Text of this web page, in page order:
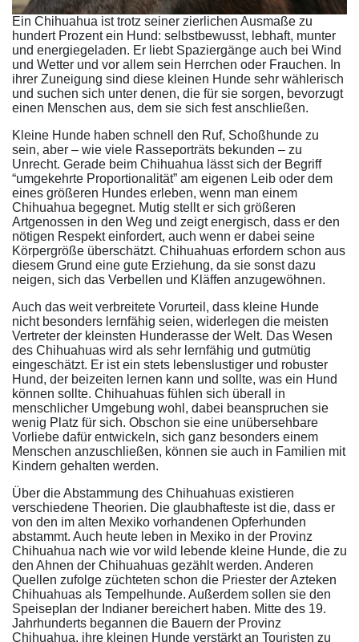
Ein Chihuahua ist trotz seiner zierlichen Ausmaße zu
hundert Prozent ein Hund: selbstbewusst, lebhaft, munter
und energiegeladen. Er liebt Spaziergänge auch bei Wind
und Wetter und vor allem sein Herrchen oder Frauchen. In
ihrer Zuneigung sind diese kleinen Hunde sehr wählerisch
und suchen sich unter denen, die für sie sorgen, bevorzugt
einen Menschen aus, dem sie sich fest anschließen.
Kleine Hunde haben schnell den Ruf, Schoßhunde zu
sein, aber – wie viele Rasseporträts bekunden – zu
Unrecht. Gerade beim Chihuahua lässt sich der Begriff
“umgekehrte Proportionalität” am eigenen Leib oder dem
eines größeren Hundes erleben, wenn man einem
Chihuahua begegnet. Mutig stellt er sich größeren
Artgenossen in den Weg und zeigt energisch, dass er den
nötigen Respekt einfordert, auch wenn er dabei seine
Körpergröße überschätzt. Chihuahuas erfordern schon aus
diesem Grund eine gute Erziehung, da sie sonst dazu
neigen, sich das Verbellen und Kläffen anzugewöhnen.
Auch das weit verbreitete Vorurteil, dass kleine Hunde
nicht besonders lernfähig seien, widerlegen die meisten
Vertreter der kleinsten Hunderasse der Welt. Das Wesen
des Chihuahuas wird als sehr lernfähig und gutmütig
eingeschätzt. Er ist ein stets lebenslustiger und robuster
Hund, der beizeiten lernen kann und sollte, was ein Hund
können sollte. Chihuahuas fühlen sich überall in
menschlicher Umgebung wohl, dabei beanspruchen sie
wenig Platz für sich. Obschon sie eine unübersehbare
Vorliebe dafür entwickeln, sich ganz besonders einem
Menschen anzuschließen, können sie auch in Familien mit
Kindern gehalten werden.
Über die Abstammung des Chihuahuas existieren
verschiedene Theorien. Die glaubhafteste ist die, dass er
von den im alten Mexiko vorhandenen Opferhunden
abstammt. Auch heute leben in Mexiko in der Provinz
Chihuahua nach wie vor wild lebende kleine Hunde, die zu
den Ahnen der Chihuahuas gezählt werden. Anderen
Quellen zufolge züchteten schon die Priester der Azteken
Chihuahuas als Tempelhunde. Außerdem sollen sie den
Speiseplan der Indianer bereichert haben. Mitte des 19.
Jahrhunderts begannen die Bauern der Provinz
Chihuahua, ihre kleinen Hunde verstärkt an Touristen zu